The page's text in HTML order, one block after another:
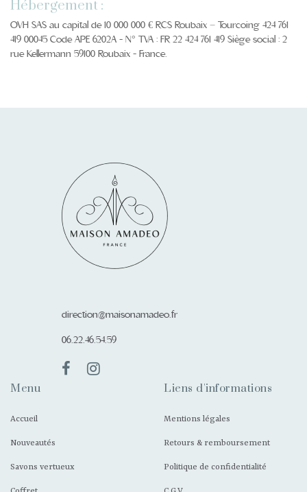
Hébergement :
OVH SAS au capital de 10 000 000 € RCS Roubaix – Tourcoing 424 761
419 00045 Code APE 6202A - N° TVA : FR 22 424 761 419 Siège social : 2
rue Kellermann 59100 Roubaix - France.
direction@maisonamadeo.fr
06.22.46.54.59
Menu
Accueil
Nouveautés
Savons vertueux
Liens d'informations
Mentions légales
Retours & remboursement
Politique de confidentialité